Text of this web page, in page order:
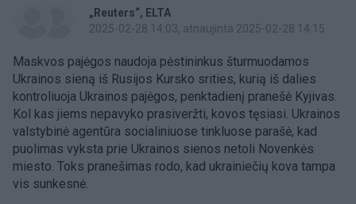
„Reuters“
ELTA
2025-02-28 14:03, atnaujinta 2025-02-28 14:15
Maskvos pajėgos naudoja pėstininkus šturmuodamos
Ukrainos sieną iš Rusijos Kursko srities, kurią iš dalies
kontroliuoja Ukrainos pajėgos, penktadienį pranešė Kyjivas.
Kol kas jiems nepavyko prasiveržti, kovos tęsiasi. Ukrainos
valstybinė agentūra socialiniuose tinkluose parašė, kad
puolimas vyksta prie Ukrainos sienos netoli Novenkės
miesto. Toks pranešimas rodo, kad ukrainiečių kova tampa
vis sunkesnė.